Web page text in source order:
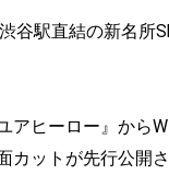
駅直結の新名所
ヒーロー』から
ットが先行公開さ